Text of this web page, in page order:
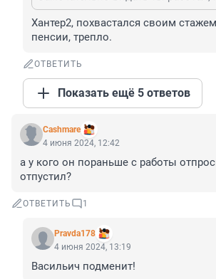
Хантер2, похвастался своим
пенсии, трепло.
ОТВЕТИТЬ
Показать ещё 5 ответов
Cashmare
4 июня 2024, 12:42
а у кого он пораньше с работы
отпустил?
ОТВЕТИТЬ 1
Pravda178
4 июня 2024, 13:19
Васильич подменит!